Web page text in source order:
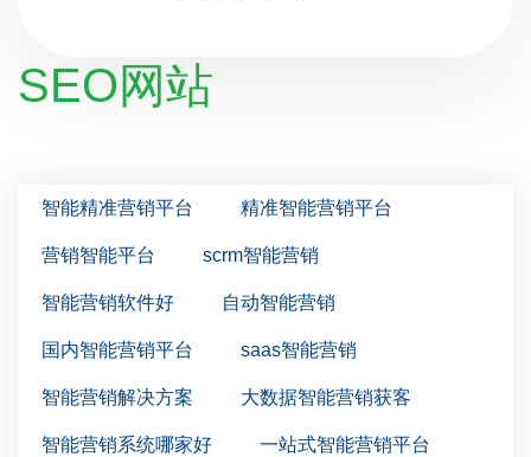
SEO网站
智能精准营销平台 精准智能营销平台
营销智能平台 scrm智能营销
智能营销软件好 自动智能营销
国内智能营销平台 saas智能营销
智能营销解决方案 大数据智能营销获客
智能营销系统哪家好 一站式智能营销平台